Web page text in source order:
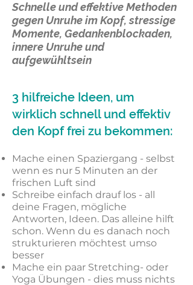
Schnelle und effektive Methoden
gegen Unruhe im Kopf, stressige
Momente, Gedankenblockaden,
innere Unruhe und
aufgewühltsein
3 hilfreiche Ideen, um
wirklich schnell und effektiv
den Kopf frei zu bekommen:
Mache einen Spaziergang - selbst
wenn es nur 5 Minuten an der
frischen Luft sind
Schreibe einfach drauf los - all
deine Fragen, mögliche
Antworten, Ideen. Das alleine hilft
schon. Wenn du es danach noch
strukturieren möchtest umso
besser
Mache ein paar Stretching- oder
Yoga Übungen - dies muss nichts